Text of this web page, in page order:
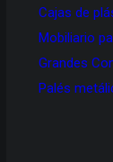
Cajas de
Mobiliario
Grandes
Palés